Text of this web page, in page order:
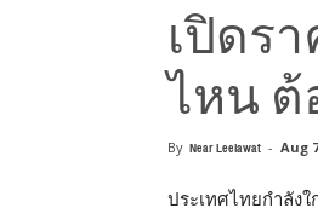
เปิดร
ไหน ต้
By Near Leelawat - Aug
ประเทศไทยกำลัง